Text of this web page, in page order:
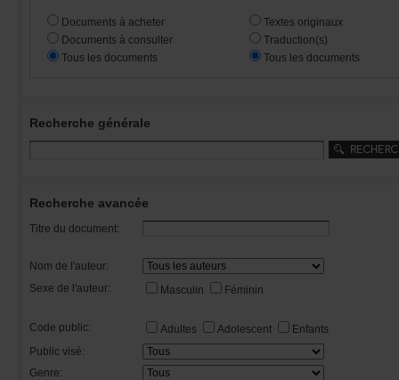
Documentsàacheter
Documentsàconsulter
Touslesdocuments
Textesoriginaux
Traduction(s)
Touslesdocuments
Recherchegénérale
Rechercheavancée
Titredudocument:
Nomdel'auteur:
Sexedel'auteur:
Masculin Féminin
Codepublic: Adultes Adolescent
Enfants
Publicvisé:
Genre: